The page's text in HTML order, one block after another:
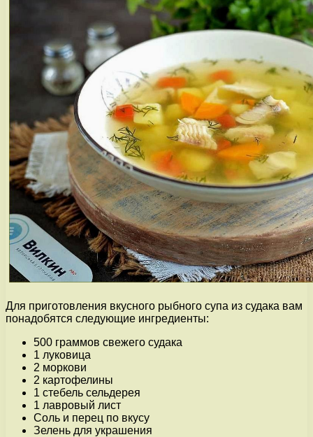
Для приготовления вкусного рыбного супа из судака вам
понадобятся следующие ингредиенты:
500 граммов свежего судака
1 луковица
2 моркови
2 картофелины
1 стебель сельдерея
1 лавровый лист
Соль и перец по вкусу
Зелень для украшения